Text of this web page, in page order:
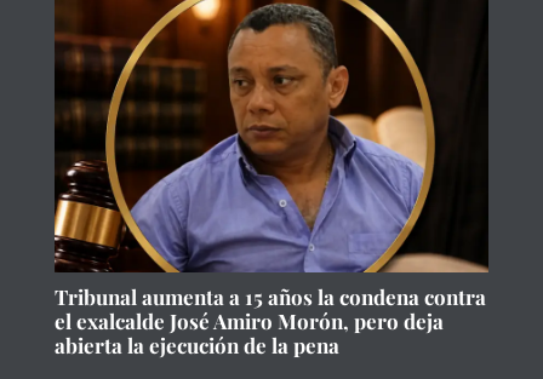
Tribunal aumenta a 15 años la condena contra
el exalcalde José Amiro Morón, pero deja
abierta la ejecución de la pena